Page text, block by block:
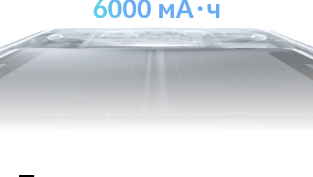
6000 мА·ч